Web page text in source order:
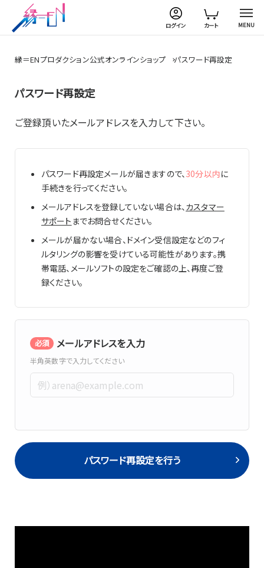
ログイン カート MENU
縁＝ENプロダクション公式オンラインショップ パスワード再設定
パスワード再設定
ご登録頂いたメールアドレスを入力して下さい。
パスワード再設定メールが届きますので、30分以内に
手続きを行ってください。
メールアドレスを登録していない場合は、カスタマー
サポート までお問合せください。
メールが届かない場合、ドメイン受信設定などのフィ
ルタリングの影響を受けている可能性があります。携
帯電話、メールソフトの設定をご確認の上、再度ご登
録ください。
必須 メールアドレスを入力
半角英数字で入力してください
パスワード再設定を行う